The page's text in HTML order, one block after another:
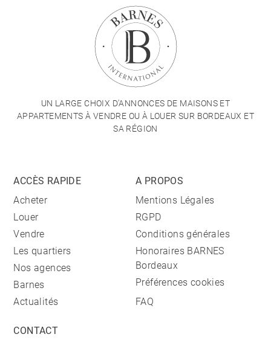
UN LARGE CHOIX D'ANNONCES DE MAISONS ET
APPARTEMENTS À VENDRE OU À LOUER SUR BORDEAUX ET
SA RÉGION
ACCÈS RAPIDE
Acheter
Louer
Vendre
Les quartiers
Nos agences
Barnes
Actualités
A PROPOS
Mentions Légales
RGPD
Conditions générales
Honoraires BARNES
Bordeaux
Préférences cookies
FAQ
CONTACT